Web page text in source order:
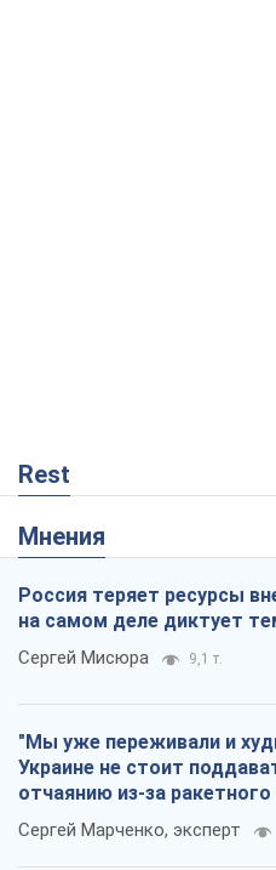
Rest
Мнения
Россия теряет ресурсы
на самом деле диктует
Сергей Мисюра 9,1 т.
"Мы уже переживали и
Украине не стоит
отчаянию из-за
Сергей Марченко, эксперт